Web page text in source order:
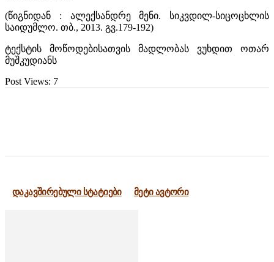
(წიგნიდან : ალექსანდრე მენი. სიკვდილ-სიცოცხლის
საიდუმლო. თბ., 2013. გვ.179-192)
ტექსტის მოწოდებისათვის მადლობას ვუხდით ოთარ
მუშკუდიანს
Post Views: 7
დაკავშირებული სტატიები მეტი ავტორი